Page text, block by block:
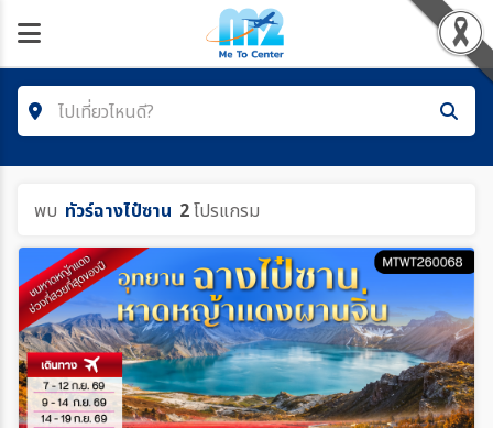
ไปเที่ยวไหนดี?
ประเทศ
เมือง
พบ ทัวร์ฉางไป๋ซาน 2โปรแกรม